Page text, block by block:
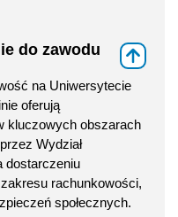
do zawodu
na Uniwersytecie
oferują
kluczowych obszarach
Wydział
dostarczeniu
rachunkowości,
społecznych.